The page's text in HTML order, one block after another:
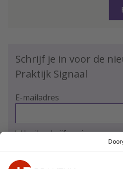
Schrijf je in voor de
Praktijk Signaal
E-mailadres
Ja, ik schrijf me in